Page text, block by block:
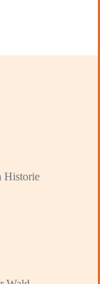
Historie